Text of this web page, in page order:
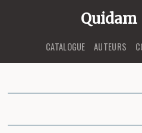
Quidam
CATALOGUE AUTEURS